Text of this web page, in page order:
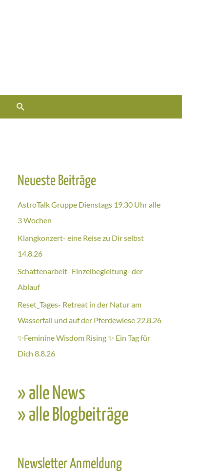
Neueste Beiträge
AstroTalk Gruppe Dienstags 19.30 Uhr alle
3 Wochen
Klangkonzert- eine Reise zu Dir selbst
14.8.26
Schattenarbeit- Einzelbegleitung- der
Ablauf
Reset_Tages- Retreat in der Natur am
Wasserfall und auf der Pferdewiese 22.8.26
✨Feminine Wisdom Rising ✨ Ein Tag für
Dich 8.8.26
» alle News
» alle Blogbeiträge
Newsletter Anmeldung